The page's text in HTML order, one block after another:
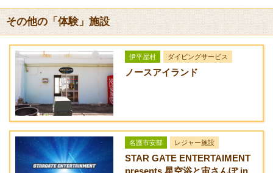
バリアフリー
送迎サービス
[なし]
URL
やんばる自然塾
アクセス方法
一般道：国道58号線を北上、世冨慶交差点を右折、二見（北）
交差点を左折。
円
2,
プチコース 慶
佐次川マングロ
ーブカヌー
人
5,
0
2
時
間
備考
・カヌーツアーは満潮時でないと行えません、またそのほかの
コースも予約状況によってご案内できない場合がありますので
事前にお問い合わせください。
その他の「体験」施設
伊平屋村 ダイビングサービス
ノースアイランド
名護市安部 レジャー施設
STAR GATE ENTERTAIMENT